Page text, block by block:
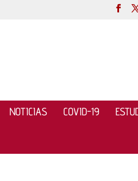
NOTICIAS COVID-19